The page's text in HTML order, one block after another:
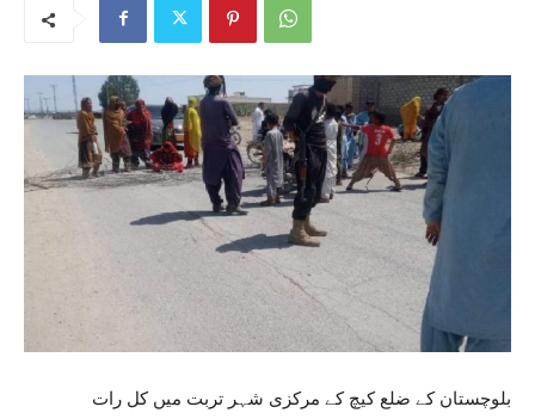
بلوچستان کے ضلع کیچ کے مرکزی شہر تربت میں کل رات